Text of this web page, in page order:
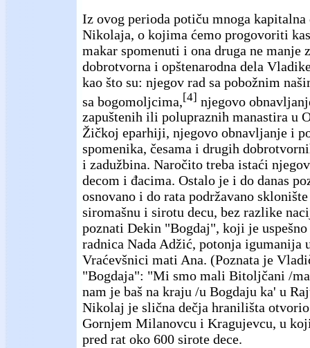
Iz ovog perioda potiču mnoga
Nikolaja, o kojima ćemo progovoriti
makar spomenuti i ona druga ne manje
dobrotvorna i opštenarodna dela
kao što su: njegov rad sa pobožnim
sa bogomoljcima, [4] njegovo
zapuštenih ili polupraznih manastira u
Žičkoj eparhiji, njegovo obnavljanje i
spomenika, česama i drugih
i zadužbina. Naročito treba istaći
decom i đacima. Ostalo je i do danas
osnovano i do rata podržavano
siromašnu i sirotu decu, bez razlike
poznati Dekin "Bogdaj", koji je
radnica Nada Adžić, potonja igumanija
Vraćevšnici mati Ana. (Poznata je
"Bogdaja": "Mi smo mali Bitoljčani /
nam je baš na kraju /u Bogdaju ka' u
Nikolaj je slična dečja hranilišta
Gornjem Milanovcu i Kragujevcu, u
pred rat oko 600 sirote dece.